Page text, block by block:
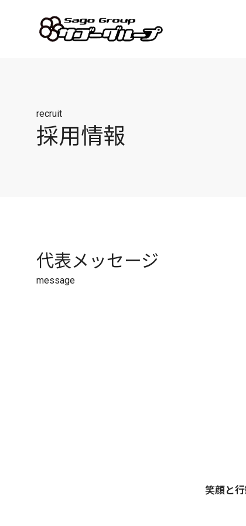
recruit
採用情報
代表メッセージ
message
笑顔と